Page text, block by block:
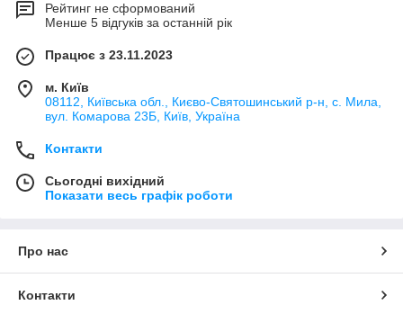
Рейтинг не сформований
Менше 5 відгуків за останній рік
Працює з 23.11.2023
м. Київ
08112, Київська обл., Києво-Святошинський р-н, с. Мила,
вул. Комарова 23Б, Київ, Україна
Контакти
Сьогодні вихідний
Показати весь графік роботи
Про нас
Контакти